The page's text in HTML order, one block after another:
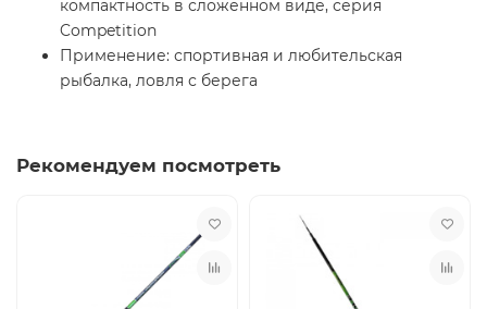
компактность в сложенном виде, серия
Competition
Применение: спортивная и любительская
рыбалка, ловля с берега
Рекомендуем посмотреть